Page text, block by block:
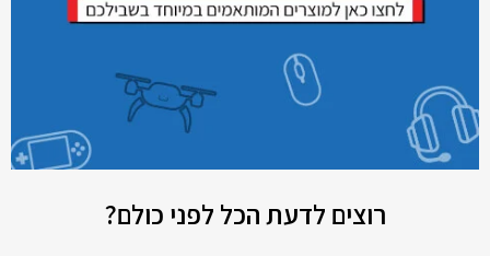
רוצים לדעת הכל לפני כולם?